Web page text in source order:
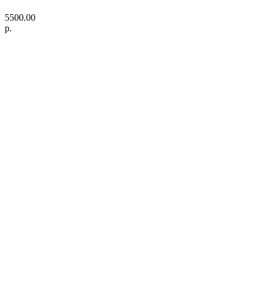
5500.00
р.